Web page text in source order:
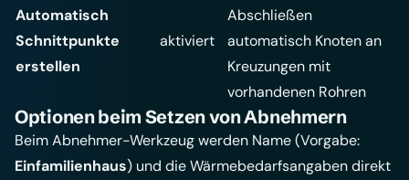
Automatisch
Schnittpunkte
erstellen
aktiviert
Abschließen
automatisch Knoten an
Kreuzungen mit
vorhandenen Rohren
Optionen beim Setzen von Abnehmern
Beim Abnehmer-Werkzeug werden Name (Vorgabe:
Einfamilienhaus) und die Wärmebedarfsangaben direkt